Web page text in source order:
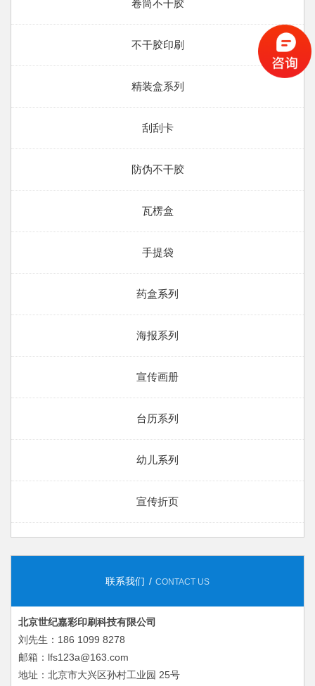
卷筒不干胶
不干胶印刷
精装盒系列
刮刮卡
防伪不干胶
瓦楞盒
手提袋
药盒系列
海报系列
宣传画册
台历系列
幼儿系列
宣传折页
联系我们 CONTACT US
北京世纪嘉彩印刷科技有限公司
刘先生：186 1099 8278
邮箱：lfs123a@163.com
地址：北京市大兴区孙村工业园 25号